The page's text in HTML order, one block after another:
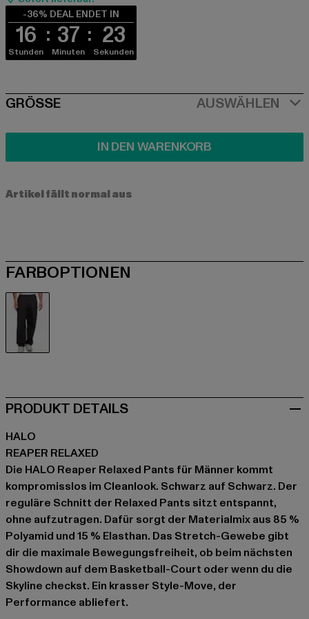
-36% DEAL ENDET IN
16
Stunden
37
Minuten
23
Sekunden
SIZE
GRÖSSE AUSWÄHLEN
IN DEN WARENKORB
Artikel fällt normal aus
FARBOPTIONEN
PRODUKT DETAILS
HALO
REAPER RELAXED
Die HALO Reaper Relaxed Pants für Männer kommt
kompromisslos im Cleanlook. Schwarz auf Schwarz. Der
reguläre Schnitt der Relaxed Pants sitzt entspannt,
ohne aufzutragen. Dafür sorgt der Materialmix aus 85 %
Polyamid und 15 % Elasthan. Das Stretch-Gewebe gibt
dir die maximale Bewegungsfreiheit, ob beim nächsten
Showdown auf dem Basketball-Court oder wenn du die
Skyline checkst. Ein krasser Style-Move, der
Performance abliefert.